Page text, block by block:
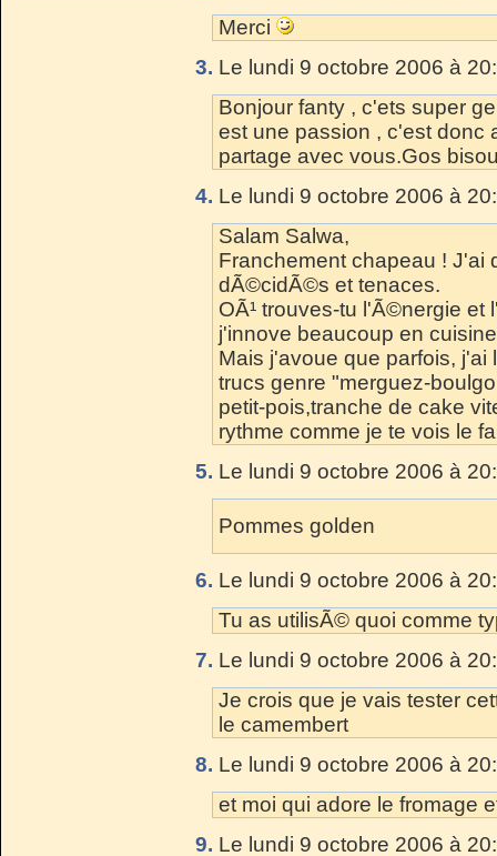
Merci
3. Le lundi 9 octobre 2006 à
Bonjour fanty , c'ets super
est une passion , c'est donc
partage avec vous.Gos
4. Le lundi 9 octobre 2006 à
Salam Salwa,
Franchement chapeau ! J'ai
dÃ©cidÃ©s et tenaces.
OÃ¹ trouves-tu l'Ã©nergie et
j'innove beaucoup en
Mais j'avoue que parfois, j'ai
trucs genre "merguez-
petit-pois,tranche de cake
rythme comme je te vois le
5. Le lundi 9 octobre 2006 à
Pommes golden
6. Le lundi 9 octobre 2006 à
Tu as utilisÃ© quoi comme
7. Le lundi 9 octobre 2006 à
Je crois que je vais tester
le camembert
8. Le lundi 9 octobre 2006 à
et moi qui adore le fromage
9. Le lundi 9 octobre 2006 à